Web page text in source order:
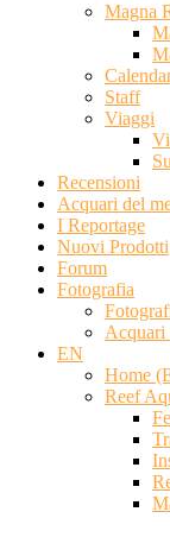
Magna
Staff
Viaggi
Recensioni
Acquari del
I Reportage
Nuovi Prodotti
Forum
Fotografia
Acquari
EN
Home
Reef